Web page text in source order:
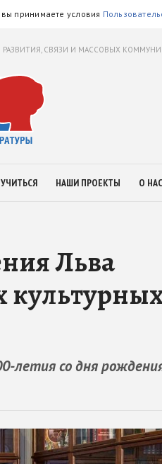
принимаете условия
СВЯЗИ И МАССОВЫХ
УЧИТЬСЯ НАШИ ПРОЕКТЫ О НАС
Льва
летия со дня